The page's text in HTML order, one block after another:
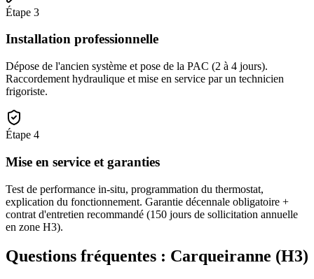
Étape 3
Installation professionnelle
Dépose de l'ancien système et pose de la PAC (2 à 4 jours).
Raccordement hydraulique et mise en service par un technicien
frigoriste.
Étape 4
Mise en service et garanties
Test de performance in-situ, programmation du thermostat,
explication du fonctionnement. Garantie décennale obligatoire +
contrat d'entretien recommandé (150 jours de sollicitation annuelle
en zone H3).
Questions fréquentes : Carqueiranne (H3)